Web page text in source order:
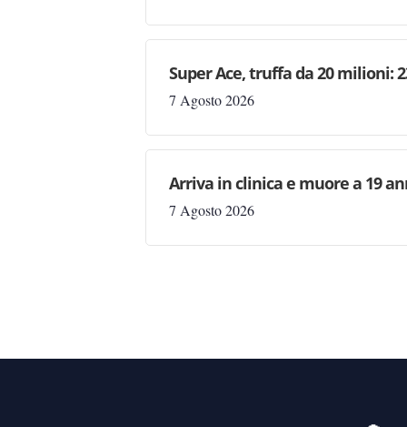
Super Ace, truffa da 20 milioni:
7 Agosto 2026
Arriva in clinica e muore a 19
7 Agosto 2026